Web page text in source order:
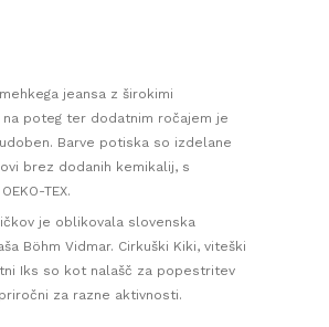
jeansa z širokimi
na poteg ter dodatnim ročajem je
Barve potiska so izdelane
brez dodanih kemikalij, s
TEX.
je oblikovala slovenska
Böhm Vidmar. Cirkuški Kiki, viteški
Iks so kot nalašč za popestritev
za razne aktivnosti.